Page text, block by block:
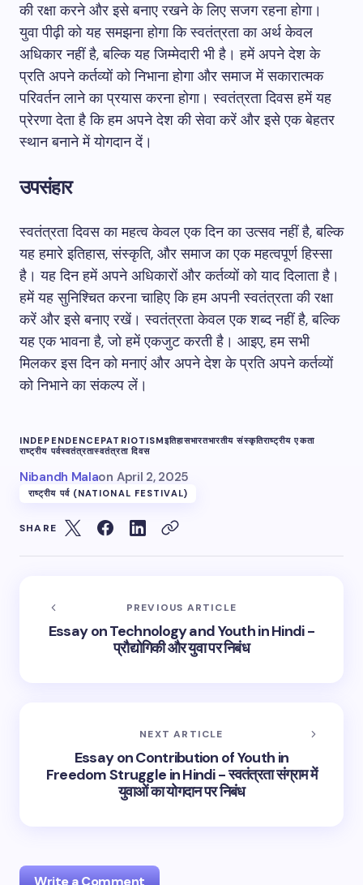
की रक्षा करने और इसे बनाए रखने के लिए सजग रहना होगा।
युवा पीढ़ी को यह समझना होगा कि स्वतंत्रता का अर्थ केवल
अधिकार नहीं है, बल्कि यह जिम्मेदारी भी है। हमें अपने देश के
प्रति अपने कर्तव्यों को निभाना होगा और समाज में सकारात्मक
परिवर्तन लाने का प्रयास करना होगा। स्वतंत्रता दिवस हमें यह
प्रेरणा देता है कि हम अपने देश की सेवा करें और इसे एक बेहतर
स्थान बनाने में योगदान दें।
उपसंहार
स्वतंत्रता दिवस का महत्व केवल एक दिन का उत्सव नहीं है, बल्कि
यह हमारे इतिहास, संस्कृति, और समाज का एक महत्वपूर्ण हिस्सा
है। यह दिन हमें अपने अधिकारों और कर्तव्यों को याद दिलाता है।
हमें यह सुनिश्चित करना चाहिए कि हम अपनी स्वतंत्रता की रक्षा
करें और इसे बनाए रखें। स्वतंत्रता केवल एक शब्द नहीं है, बल्कि
यह एक भावना है, जो हमें एकजुट करती है। आइए, हम सभी
मिलकर इस दिन को मनाएं और अपने देश के प्रति अपने कर्तव्यों
को निभाने का संकल्प लें।
INDEPENDENCEPATRIOTISMइतिहासभारतभारतीय संस्कृतिराष्ट्रीय एकता
राष्ट्रीय पर्वस्वतंत्रतास्वतंत्रता दिवस
Nibandh Malaon April 2, 2025
राष्ट्रीय पर्व (NATIONAL FESTIVAL)
SHARE
PREVIOUS ARTICLE
Essay on Technology and Youth in Hindi -
प्रौद्योगिकी और युवा पर निबंध
NEXT ARTICLE
Essay on Contribution of Youth in
Freedom Struggle in Hindi - स्वतंत्रता संग्राम में
युवाओं का योगदान पर निबंध
Write a Comment